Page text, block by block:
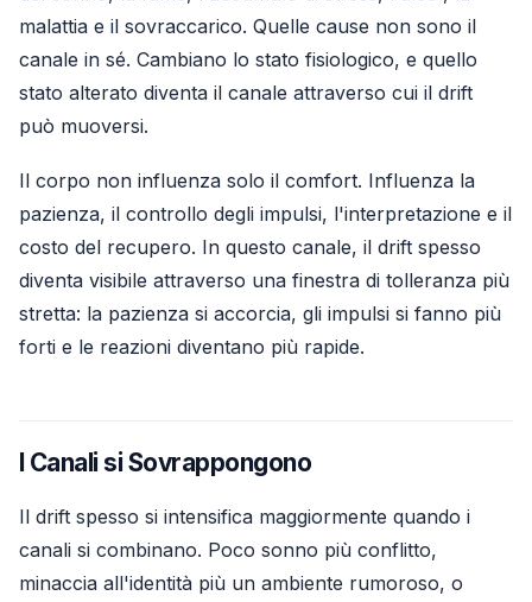
malattia e il sovraccarico. Quelle cause non sono il
canale in sé. Cambiano lo stato fisiologico, e quello
stato alterato diventa il canale attraverso cui il drift
può muoversi.
Il corpo non influenza solo il comfort. Influenza la
pazienza, il controllo degli impulsi, l'interpretazione e il
costo del recupero. In questo canale, il drift spesso
diventa visibile attraverso una finestra di tolleranza più
stretta: la pazienza si accorcia, gli impulsi si fanno più
forti e le reazioni diventano più rapide.
I Canali si Sovrappongono
Il drift spesso si intensifica maggiormente quando i
canali si combinano. Poco sonno più conflitto,
minaccia all'identità più un ambiente rumoroso, o